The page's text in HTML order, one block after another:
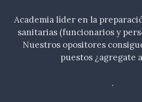
Academia líder en la
sanitarias (funcionarios y
Nuestros opositores
puestos ¿agregate
.